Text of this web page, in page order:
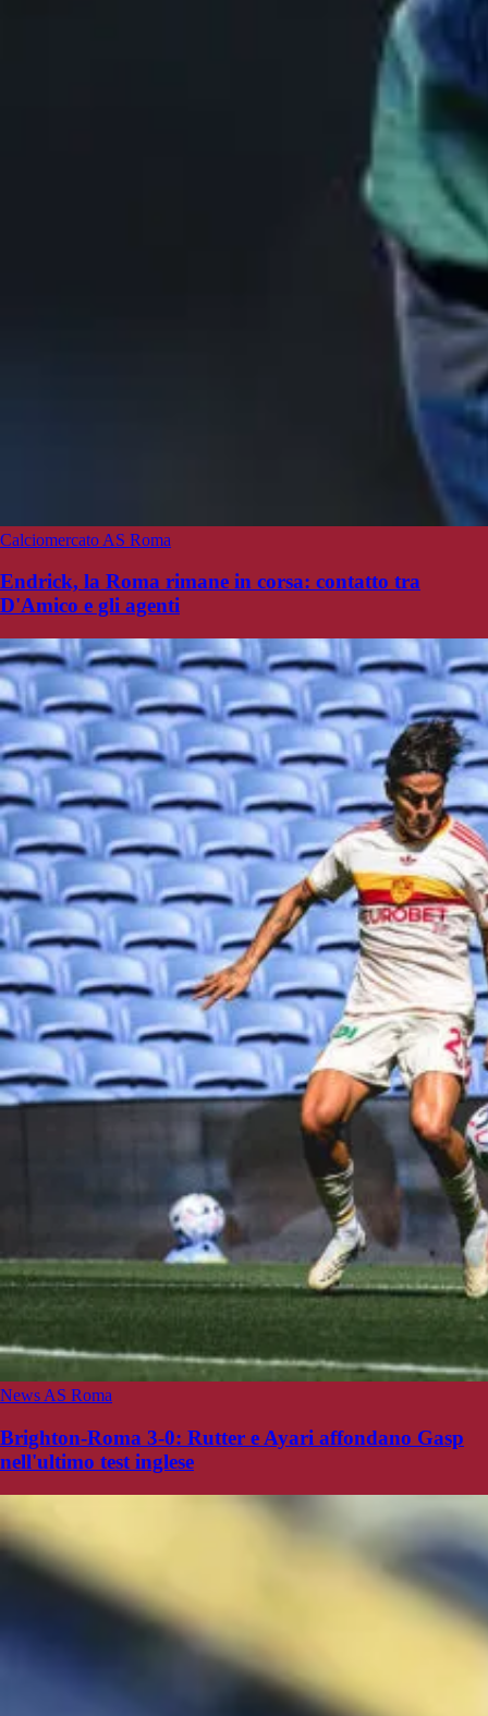
Calciomercato AS Roma
Endrick, la Roma rimane in corsa: contatto tra
D'Amico e gli agenti
News AS Roma
Brighton-Roma 3-0: Rutter e Ayari affondano Gasp
nell'ultimo test inglese